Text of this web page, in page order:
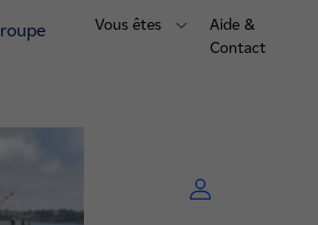
Vous êtes
Aide &
Contact